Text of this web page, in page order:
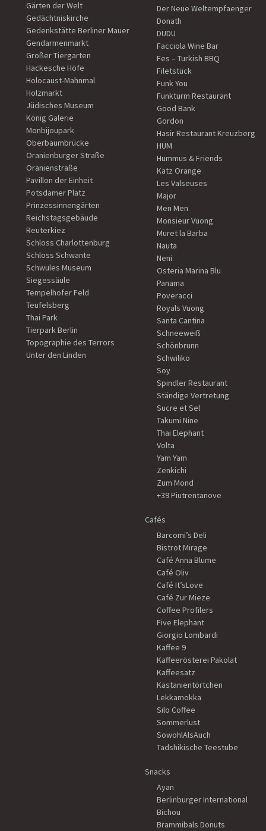
Gärten der Welt
Gedächtniskirche
Gedenkstätte Berliner Mauer
Gendarmenmarkt
Großer Tiergarten
Hackesche Höfe
Holocaust-Mahnmal
Holzmarkt
Jüdisches Museum
König Galerie
Monbijoupark
Oberbaumbrücke
Oranienburger Straße
Oranienstraße
Pavillon der Einheit
Potsdamer Platz
Prinzessinnengärten
Reichstagsgebäude
Reuterkiez
Schloss Charlottenburg
Schloss Schwante
Schwules Museum
Siegessäule
Tempelhofer Feld
Teufelsberg
Thai Park
Tierpark Berlin
Topographie des Terrors
Unter den Linden
Der Neue Weltempfaenger
Donath
DUDU
Facciola Wine Bar
Fes – Turkish BBQ
Filetstück
Funk You
Funkturm Restaurant
Good Bank
Gordon
Hasir Restaurant Kreuzberg
HUM
Hummus & Friends
Katz Orange
Les Valseuses
Major
Men Men
Monsieur Vuong
Muret la Barba
Nauta
Neni
Osteria Marina Blu
Panama
Poveracci
Royals Vuong
Santa Cantina
Schneeweiß
Schönbrunn
Schwiliko
Soy
Spindler Restaurant
Ständige Vertretung
Sucre et Sel
Takumi Nine
Thai Elephant
Volta
Yam Yam
Zenkichi
Zum Mond
+39 Piutrentanove
Cafés
Barcomi’s Deli
Bistrot Mirage
Café Anna Blume
Café Oliv
Café It’sLove
Café Zur Mieze
Coffee Profilers
Five Elephant
Giorgio Lombardi
Kaffee 9
Kaffeerösterei Pakolat
Kaffeesatz
Kastanientörtchen
Lekkamokka
Silo Coffee
Sommerlust
SowohlAlsAuch
Tadshikische Teestube
Snacks
Ayan
Berlinburger International
Bichou
Brammibals Donuts